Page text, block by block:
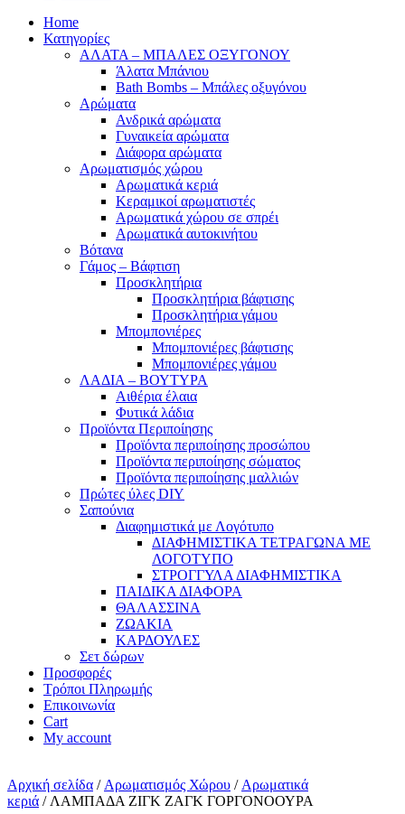
Home
Κατηγορίες
ΑΛΑΤΑ – ΜΠΑΛΕΣ ΟΞΥΓΟΝΟΥ
Άλατα Μπάνιου
Bath Bombs – Μπάλες οξυγόνου
Αρώματα
Ανδρικά αρώματα
Γυναικεία αρώματα
Διάφορα αρώματα
Αρωματισμός χώρου
Αρωματικά κεριά
Kεραμικοί αρωματιστές
Αρωματικά χώρου σε σπρέι
Aρωματικά αυτοκινήτου
Βότανα
Γάμος – Βάφτιση
Προσκλητήρια
Προσκλητήρια βάφτισης
Προσκλητήρια γάμου
Μπομπονιέρες
Μπομπονιέρες βάφτισης
Μπομπονιέρες γάμου
ΛΑΔΙΑ – ΒΟΥΤΥΡΑ
Αιθέρια έλαια
Φυτικά λάδια
Προϊόντα Περιποίησης
Προϊόντα περιποίησης προσώπου
Προϊόντα περιποίησης σώματος
Προϊόντα περιποίησης μαλλιών
Πρώτες ύλες DIY
Σαπούνια
Διαφημιστικά με Λογότυπο
ΔΙΑΦΗΜΙΣΤΙΚΑ ΤΕΤΡΑΓΩΝΑ ΜΕ
ΛΟΓΟΤΥΠΟ
ΣΤΡΟΓΓΥΛΑ ΔΙΑΦΗΜΙΣΤΙΚΑ
ΠΑΙΔΙΚΑ ΔΙΑΦΟΡΑ
ΘΑΛΑΣΣΙΝΑ
ΖΩΑΚΙΑ
ΚΑΡΔΟΥΛΕΣ
Σετ δώρων
Προσφορές
Τρόποι Πληρωμής
Επικοινωνία
Cart
My account
Αρχική σελίδα / Αρωματισμός Χώρου / Αρωματικά
κεριά / ΛΑΜΠΑΔΑ ΖΙΓΚ ΖΑΓΚ ΓΟΡΓΟΝΟΟΥΡΑ